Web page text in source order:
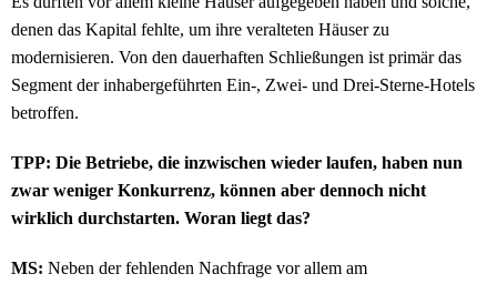
denen das Kapital fehlte, um ihre veralteten Häuser zu
modernisieren. Von den dauerhaften Schließungen ist primär das
Segment der inhabergeführten Ein-, Zwei- und Drei-Sterne-Hotels
betroffen.
TPP: Die Betriebe, die inzwischen wieder laufen, haben nun
zwar weniger Konkurrenz, können aber dennoch nicht
wirklich durchstarten. Woran liegt das?
MS: Neben der fehlenden Nachfrage vor allem am